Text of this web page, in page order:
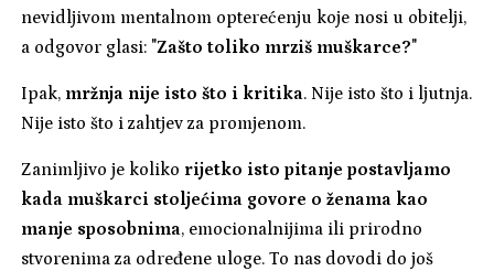
nevidljivom mentalnom opterećenju koje nosi u obitelji,
a odgovor glasi: "Zašto toliko mrziš muškarce?"
Ipak, mržnja nije isto što i kritika. Nije isto što i ljutnja.
Nije isto što i zahtjev za promjenom.
Zanimljivo je koliko rijetko isto pitanje postavljamo
kada muškarci stoljećima govore o ženama kao
manje sposobnima, emocionalnijima ili prirodno
stvorenima za određene uloge. To nas dovodi do još